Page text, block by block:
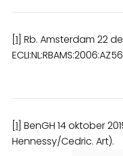
[1] Rb. Amsterdam 22
[1] BenGH 14 oktober
Hennessy/Cedric. Art).